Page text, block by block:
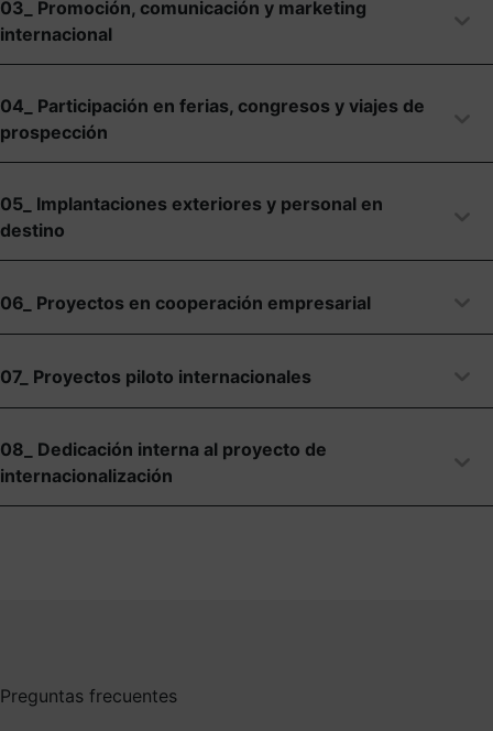
03_ Promoción, comunicación y marketing
internacional
04_ Participación en ferias, congresos y viajes de
prospección
05_ Implantaciones exteriores y personal en
destino
06_ Proyectos en cooperación empresarial
07_ Proyectos piloto internacionales
08_ Dedicación interna al proyecto de
internacionalización
Preguntas frecuentes